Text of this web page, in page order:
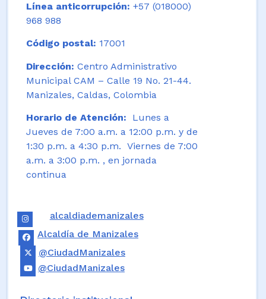
Línea anticorrupción: +57 (018000)
968 988
Código postal: 17001
Dirección: Centro Administrativo
Municipal CAM – Calle 19 No. 21-44.
Manizales, Caldas, Colombia
Horario de Atención: Lunes a
Jueves de 7:00 a.m. a 12:00 p.m. y de
1:30 p.m. a 4:30 p.m. Viernes de 7:00
a.m. a 3:00 p.m. , en jornada
continua
alcaldiademanizales
Alcaldía de Manizales
@CiudadManizales
@CiudadManizales